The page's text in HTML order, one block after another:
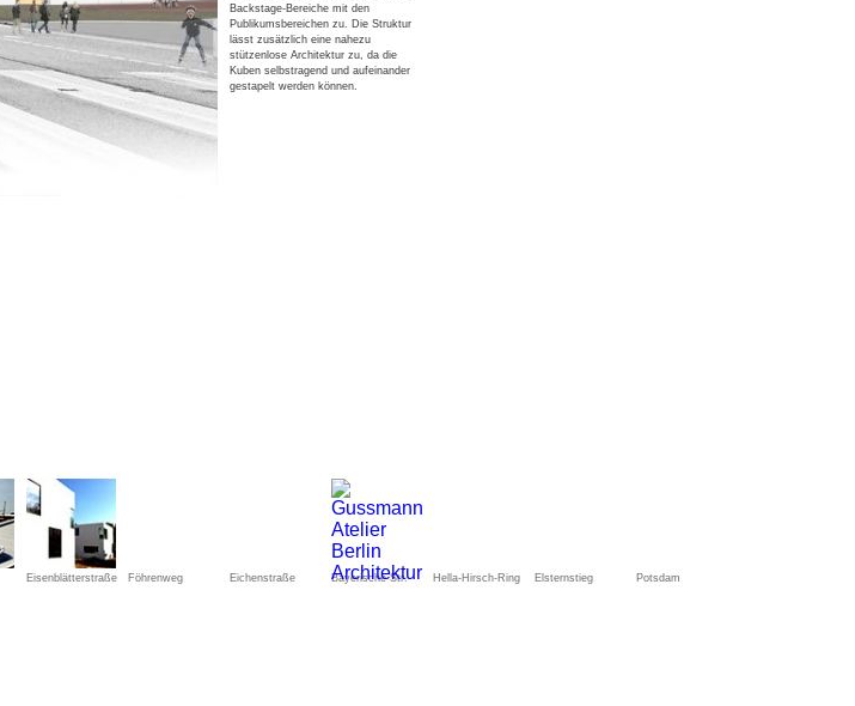
Backstage-Bereiche mit den
Publikumsbereichen zu. Die Struktur
lässt zusätzlich eine nahezu
stützenlose Architektur zu, da die
Kuben selbstragend und aufeinander
gestapelt werden können.
Eisenblätterstraße Föhrenweg Eichenstraße Bayerische Str. Hella-Hirsch-Ring Elsternstieg Potsdam